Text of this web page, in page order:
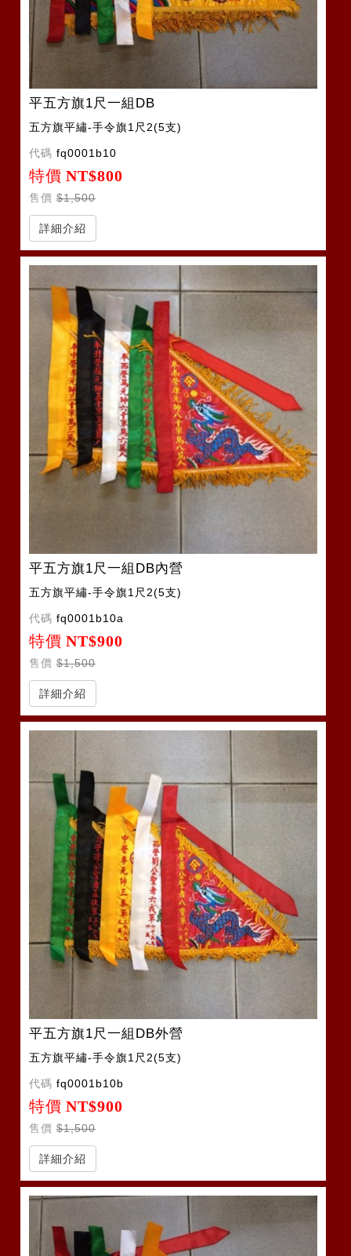
平五方旗1尺一組DB
五方旗平繡-手令旗1尺2(5支)
代碼 fq0001b10
特價 NT$800
售價 $1,500
詳細介紹
平五方旗1尺一組DB內營
五方旗平繡-手令旗1尺2(5支)
代碼 fq0001b10a
特價 NT$900
售價 $1,500
詳細介紹
平五方旗1尺一組DB外營
五方旗平繡-手令旗1尺2(5支)
代碼 fq0001b10b
特價 NT$900
售價 $1,500
詳細介紹